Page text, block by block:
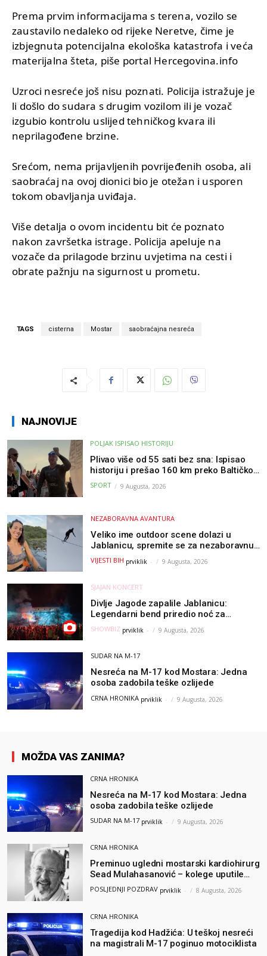
Prema prvim informacijama s terena, vozilo se
zaustavilo nedaleko od rijeke Neretve, čime je
izbjegnuta potencijalna ekološka katastrofa i veća
materijalna šteta, piše portal Hercegovina.info
Uzroci nesreće još nisu poznati. Policija istražuje je
li došlo do sudara s drugim vozilom ili je vozač
izgubio kontrolu uslijed tehničkog kvara ili
neprilagođene brzine.
Srećom, nema prijavljenih povrijeđenih osoba, ali
saobraćaj na ovoj dionici bio je otežan i usporen
tokom obavljanja uviđaja.
Više detalja o ovom incidentu bit će poznato
nakon završetka istrage. Policija apeluje na
vozače da prilagode brzinu uvjetima na cesti i
obrate pažnju na sigurnost u prometu.
TAGS cisterna Mostar saobraćajna nesreća
NAJNOVIJE
POLJAK ISPISAO HISTORIJU
Plivao više od 55 sati bez sna: Ispisao
historiju i prešao 160 km preko Baltičkog
mora – a podvig posvetio djeci oboljeloj
od raka
SPORT 9 Augusta, 2026
NEZABORAVNA AVANTURA
Veliko ime outdoor scene dolazi u
Jablanicu, spremite se za nezaboravnu
avanturu (VIDEO) !
VIJESTI BIH prviklik - 9 Augusta, 2026
SJAJAN KONCERT
Divlje Jagode zapalile Jablanicu:
Legendarni bend priredio noć za
pamćenje
SHOWBIZ prviklik - 9 Augusta, 2026
SUDAR NA M-17
Nesreća na M-17 kod Mostara: Jedna
osoba zadobila teške ozlijede
CRNA HRONIKA prviklik - 9 Augusta, 2026
MOŽDA VAS ZANIMA?
CRNA HRONIKA
Nesreća na M-17 kod Mostara: Jedna
osoba zadobila teške ozlijede
SUDAR NA M-17 prviklik - 9 Augusta, 2026
CRNA HRONIKA
Preminuo ugledni mostarski kardiohirurg
Sead Mulahasanović – kolege uputile
emotivnu oproštajnu poruku
POSLJEDNJI POZDRAV prviklik - 8 Augusta, 2026
CRNA HRONIKA
Tragedija kod Hadžića: U teškoj nesreći
na magistrali M-17 poginuo motociklista